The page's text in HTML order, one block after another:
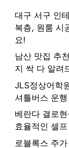
대구 서구 인
복층, 원룸 시
요!
남산 맛집 추
지 싹 다 알려
JLS정상어학
셔틀버스 운
베란다 결로
효율적인 셀
로블록스 주